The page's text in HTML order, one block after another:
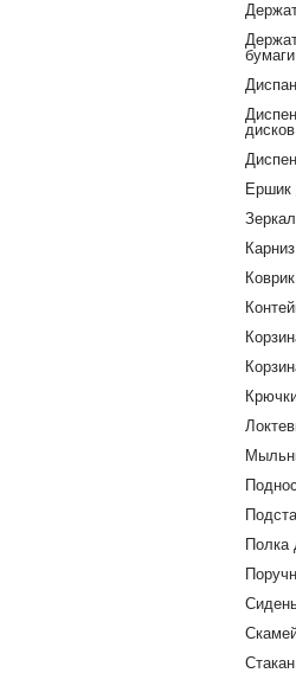
бумаги
дисков
Ершик
Полка